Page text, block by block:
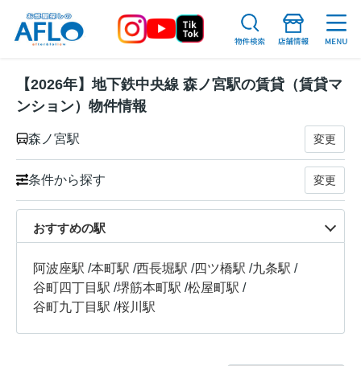
【2026年】地下鉄中央線 森ノ宮駅の賃貸（賃貸マ
ンション）物件情報
森ノ宮駅 変更
条件から探す 変更
おすすめの駅
阿波座駅 /本町駅 /西長堀駅 /四ツ橋駅 /九条駅 /
谷町四丁目駅 /堺筋本町駅 /松屋町駅 /
谷町九丁目駅 /桜川駅